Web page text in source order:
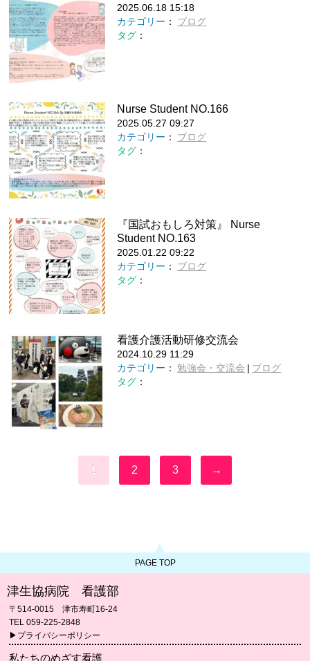
2025.06.18 15:18
カテゴリー ：
ブログ
タグ ：
Nurse Student NO.166
2025.05.27 09:27
カテゴリー ：
ブログ
タグ ：
『国試おもしろ対策』 Nurse
Student NO.163
2025.01.22 09:22
カテゴリー ：
ブログ
タグ ：
看護介護活動研修交流会
2024.10.29 11:29
カテゴリー ： 勉強会・交流会 | ブログ
タグ ：
1 2 3 →
PAGE TOP
津生協病院 看護部
〒514-0015 津市寿町16-24
TEL 059-225-2848
▶プライバシーポリシー
私たちのめざす看護